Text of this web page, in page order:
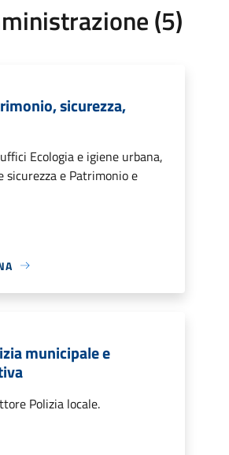
(5)
sicurezza,
Ecologia e igiene urbana,
sicurezza e Patrimonio e
municipale e
Polizia locale.